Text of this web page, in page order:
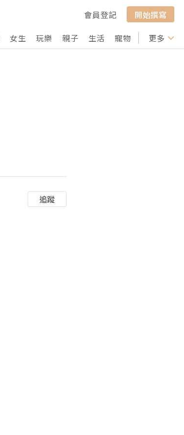
會員登記
開始撰寫
女生 玩樂 親子 生活 寵物 行山 打卡
更多
追蹤